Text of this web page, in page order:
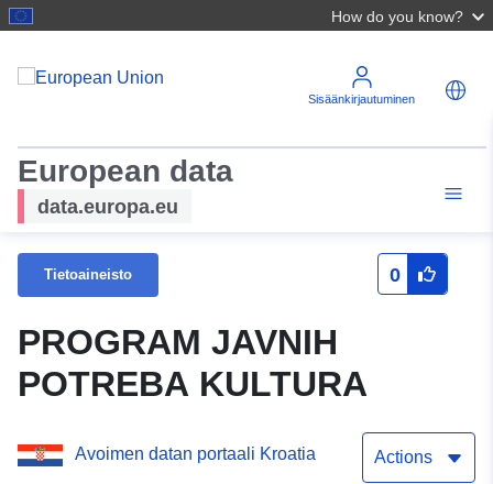
How do you know?
Sisäänkirjautuminen
European data
data.europa.eu
Tietoaineisto 0
PROGRAM JAVNIH
POTREBA KULTURA
Avoimen datan portaali Kroatia Actions